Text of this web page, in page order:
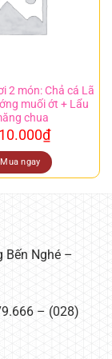
2 món: Chả cá Lã
muối ớt + Lẩu
chua
₫
Mua ngay
Bến Nghé –
– (028)